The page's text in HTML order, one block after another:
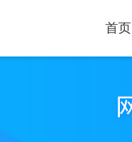
首页